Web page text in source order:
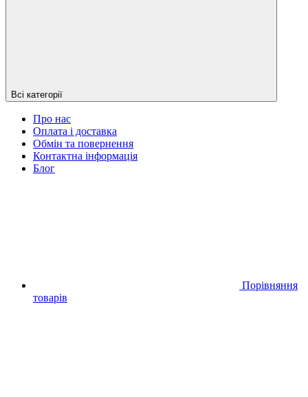
Всі категорії
Про нас
Оплата і доставка
Обмін та повернення
Контактна інформація
Блог
Порівняння
товарів